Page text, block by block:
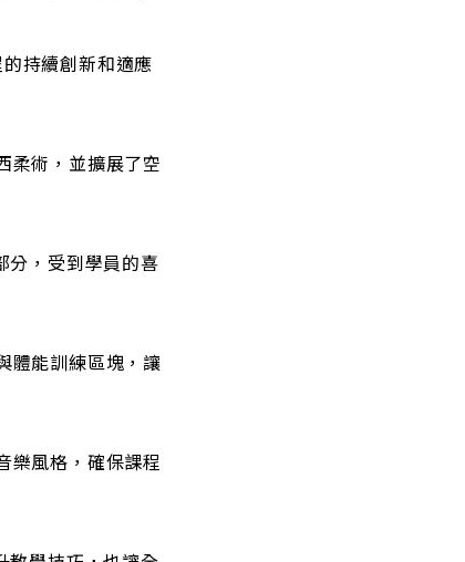
持續創新和適應
柔術，並擴展了空
分，受到學員的喜
體能訓練區塊，讓
樂風格，確保課程